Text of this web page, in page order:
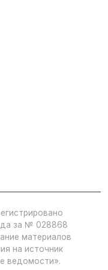
за № 028868
материалов
на источник
ведомости».